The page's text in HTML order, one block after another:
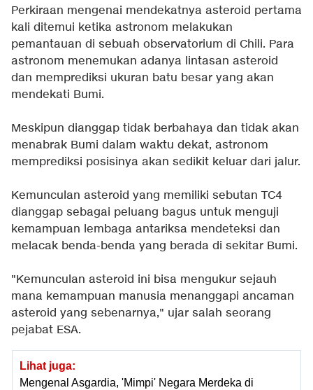
Perkiraan mengenai mendekatnya asteroid pertama
kali ditemui ketika astronom melakukan
pemantauan di sebuah observatorium di Chili. Para
astronom menemukan adanya lintasan asteroid
dan memprediksi ukuran batu besar yang akan
mendekati Bumi.
Meskipun dianggap tidak berbahaya dan tidak akan
menabrak Bumi dalam waktu dekat, astronom
memprediksi posisinya akan sedikit keluar dari jalur.
Kemunculan asteroid yang memiliki sebutan TC4
dianggap sebagai peluang bagus untuk menguji
kemampuan lembaga antariksa mendeteksi dan
melacak benda-benda yang berada di sekitar Bumi.
"Kemunculan asteroid ini bisa mengukur sejauh
mana kemampuan manusia menanggapi ancaman
asteroid yang sebenarnya," ujar salah seorang
pejabat ESA.
Lihat juga:
Mengenal Asgardia, 'Mimpi' Negara Merdeka di